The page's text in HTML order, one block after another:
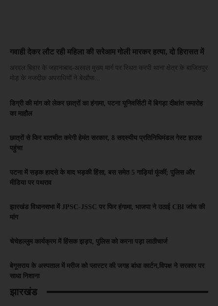
गवाही देकर लौट रही महिला की सरेआम गोली मारकर हत्या, दो हिरासत में
अरवल:बिहार के जहानाबाद-अरवल मुख्य मार्ग पर स्थित करपी थाना क्षेत्र के बाजितपुर
मोड़ के नजदीक अपराधियों ने बेखौफ...
डिग्री की मांग को लेकर छात्रों का हंगामा, पटना यूनिवर्सिटी में बिगड़ा दीक्षांत समारोह
का माहौल
छात्रों से फिर बातचीत करेगी हेमंत सरकार, 8 सदस्यीय प्रतिनिधिमंडल गेस्ट हाउस
पहुंचा
पटना में सड़क हादसे के बाद भड़की हिंसा, बस समेत 5 गाड़ियां फूंकीं; पुलिस और
मीडिया पर पथराव
झारखंड विधानसभा में JPSC-JSSC पर फिर हंगामा, भाजपा ने उठाई CBI जांच की
मांग
चेचेहल्लुम कार्यक्रम में हिंसक झड़प, पुलिस को करना पड़ा लाठीचार्ज
बेगूसराय के अस्पताल में मरीज को प्लास्टर की जगह बांधा कार्टन,विपक्ष ने सरकार पर
साधा निशाना
झारखंड